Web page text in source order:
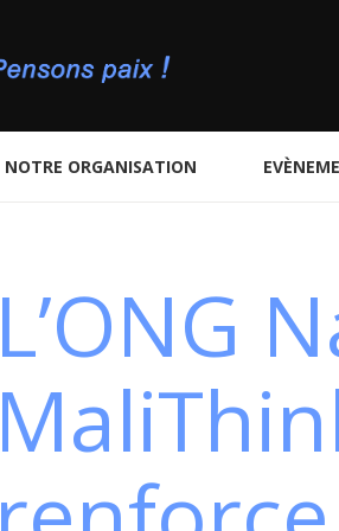
NOTRE ORGANISATION
L’ONG